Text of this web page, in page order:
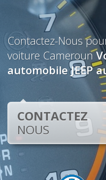
Contactez-Nous
voiture Cameroun
automobile JEEP
CONTACTEZ
NOUS